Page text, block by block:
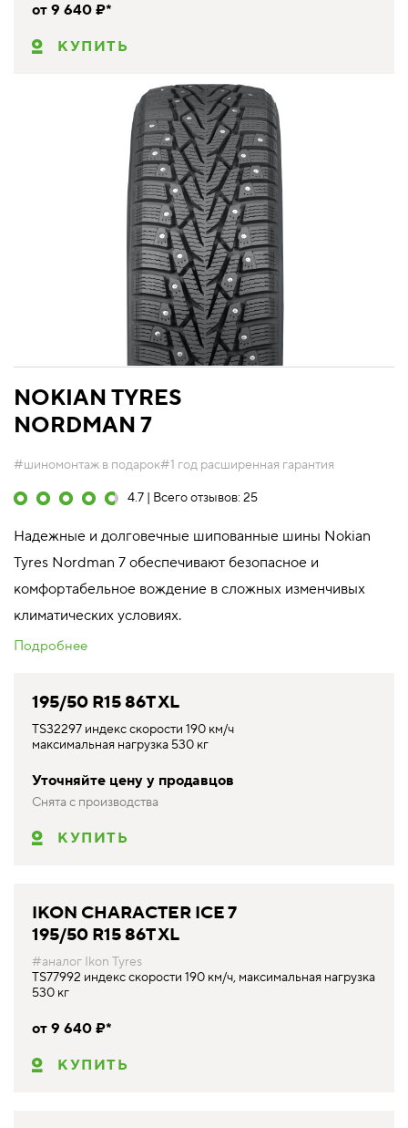
от 9 640 ₽*
КУПИТЬ
NOKIAN TYRES
NORDMAN 7
#шиномонтаж в подарок#1 год расширенная гарантия
4.7 | Всего отзывов: 25
Надежные и долговечные шипованные шины Nokian
Tyres Nordman 7 обеспечивают безопасное и
комфортабельное вождение в сложных изменчивых
климатических условиях.
Подробнее
195/50 R15 86T XL
TS32297 индекс скорости 190 км/ч
максимальная нагрузка 530 кг
Уточняйте цену у продавцов
Снята с производства
КУПИТЬ
IKON CHARACTER ICE 7
195/50 R15 86T XL
#аналог Ikon Tyres
TS77992 индекс скорости 190 км/ч, максимальная нагрузка
530 кг
от 9 640 ₽*
КУПИТЬ